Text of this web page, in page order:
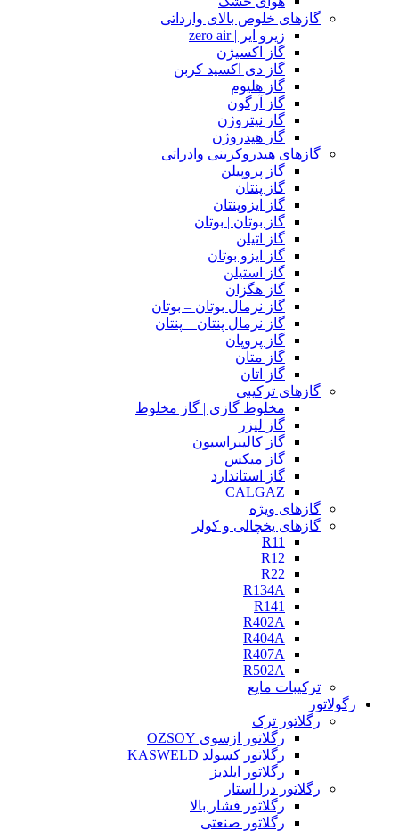
گازهای خلوص بالای وارداتی
زیرو ایر | zero air
گاز اکسیژن
گاز دی اکسید کربن
گاز هلیوم
گاز آرگون
گاز نیتروژن
گاز هیدروژن
گازهای هیدروکربنی وادراتی
گاز پروپیلن
گاز پنتان
گاز ایزوپنتان
گاز بوتان | بوتان
گاز اتیلن
گاز ایزو بوتان
گاز استیلن
گاز هگزان
گاز نرمال بوتان – بوتان
گاز نرمال پنتان – پنتان
گاز پروپان
گاز متان
گاز اتان
گازهای ترکیبی
مخلوط گازی | گاز مخلوط
گاز لیزر
گاز کالیبراسیون
گاز میکس
گاز استاندارد
CALGAZ
گازهای ویژه
گازهای یخچالی و کولر
R11
R12
R22
R134A
R141
R402A
R404A
R407A
R502A
ترکیبات مایع
رگولاتور
رگلاتور ترک
رگلاتور ازسوی OZSOY
رگلاتور کسولد KASWELD
رگلاتور ایلدیز
رگلاتور درا استار
رگلاتور فشار بالا
رگلاتور صنعتی